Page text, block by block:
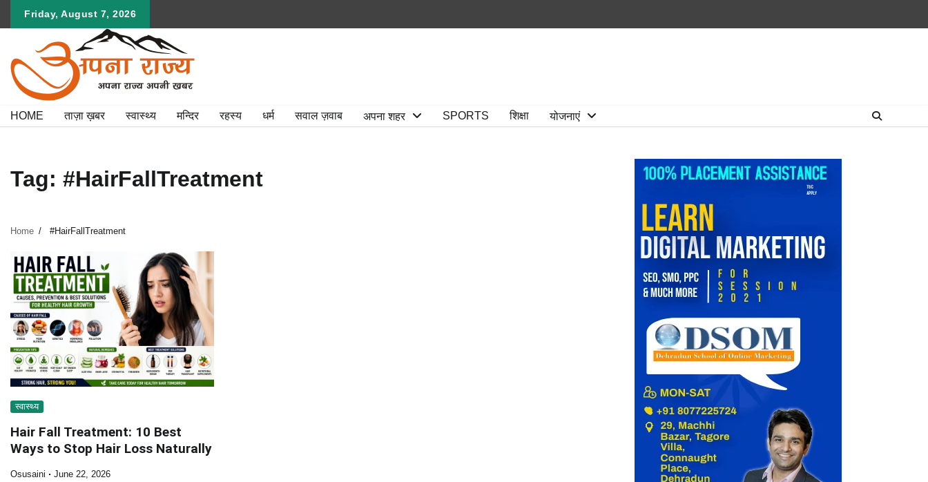
Friday, August 7, 2026
HOME ताज़ा ख़बर स्वास्थ्य मन्दिर रहस्य धर्म सवाल ज़वाब अपना शहर SPORTS शिक्षा योजनाएं
Tag: #HairFallTreatment
Home #HairFallTreatment
स्वास्थ्य
Hair Fall Treatment: 10 Best
Ways to Stop Hair Loss Naturally
Osusaini June 22, 2026